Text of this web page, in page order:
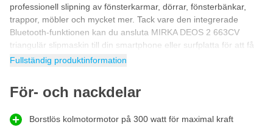
professionell slipning av fönsterkarmar, dörrar, fönsterbänkar,
trappor, möbler och mycket mer. Tack vare den integrerade
Bluetooth-funktionen kan du ansluta MIRKA DEOS 2 663CV
triangulär slipmaskin till din smartphone eller surfplatta för att få
insikt i användningen av enheten.
Denna DEOS II från MIRKA är en elektrisk
att använda enheten intensivt. Eftersom den 300 W borstlösa
motorn är borstlös kräver den triangulära slipmaskinen med
Fullständig produktinformation
För- och nackdelar
Borstlös kolmotormotor på 300 watt för maximal kraft